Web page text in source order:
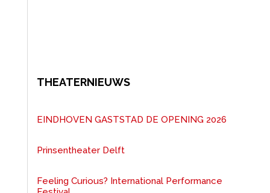
THEATERNIEUWS
EINDHOVEN GASTSTAD DE OPENING 2026
Prinsentheater Delft
Feeling Curious? International Performance